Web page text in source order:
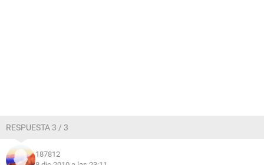
RESPUESTA 3 / 3
187812